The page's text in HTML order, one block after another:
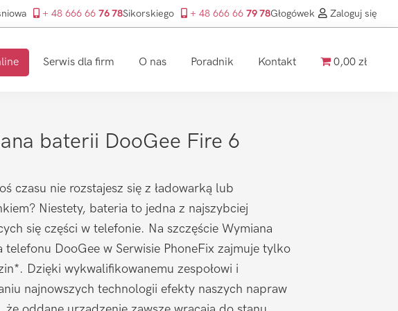
+ 48 666 66 76 78Sikorskiego + 48 666 66 79 78Głogówek Zaloguj się
Serwis dla firm O nas Poradnik Kontakt 0,00 zł
baterii DooGee Fire 6
czasu nie rozstajesz się z ładowarką lub
Niestety, bateria to jedna z najszybciej
się części w telefonie. Na szczęście Wymiana
telefonu DooGee w Serwisie PhoneFix zajmuje tylko
Dzięki wykwalifikowanemu zespołowi i
najnowszych technologii efekty naszych napraw